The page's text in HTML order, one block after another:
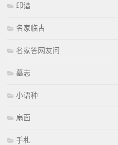
印谱
名家临古
名家答网友问
墓志
小语种
扇面
手札